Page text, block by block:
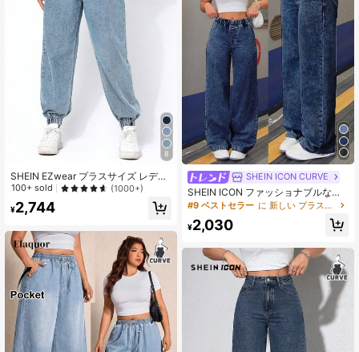
8
SHEIN EZwear プラスサイズ レディ
ース ウエストリボン ポケット ドロ
ジーンズ
100+ sold (1000+)
¥2,744
SHEIN ICON CURVE
SHEIN ICON ファッショナブルなラ
イトブルー ウォッシュ加工 ルーズ
ィース プラスサイズ デニム ロング
#9 ベストセラー に 新しい プラスサイズのジーンズ
¥2,030